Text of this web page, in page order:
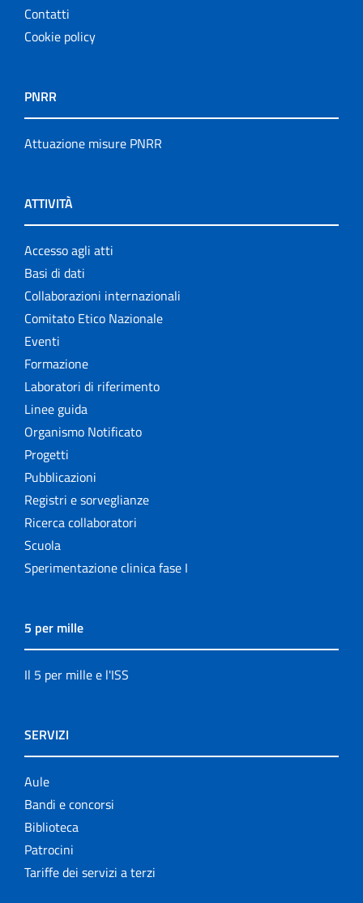
Contatti
Cookie policy
PNRR
Attuazione misure PNRR
ATTIVITÀ
Accesso agli atti
Basi di dati
Collaborazioni internazionali
Comitato Etico Nazionale
Eventi
Formazione
Laboratori di riferimento
Linee guida
Organismo Notificato
Progetti
Pubblicazioni
Registri e sorveglianze
Ricerca collaboratori
Scuola
Sperimentazione clinica fase I
5 per mille
Il 5 per mille e l'ISS
SERVIZI
Aule
Bandi e concorsi
Biblioteca
Patrocini
Tariffe dei servizi a terzi